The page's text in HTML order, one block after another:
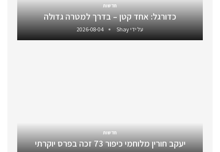
חדשות
כדורגל: אחד קטן – בדרך למטרה גדולה
על ידיShay
2026-08-04
חדשות
יעקב חורין מלוחמי כיפור 73 זכה בפרס יוקרתי